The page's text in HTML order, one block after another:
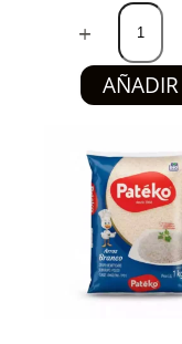
Pasta
Espagueti
GÖYMEN
–
Qualità
Italiana
cantidad
AÑADIR